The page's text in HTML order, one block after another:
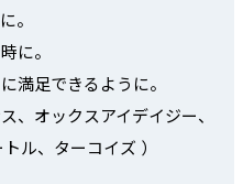
。
に。
満足できるように。
、オックスアイデイジー、
ル、ターコイズ ）